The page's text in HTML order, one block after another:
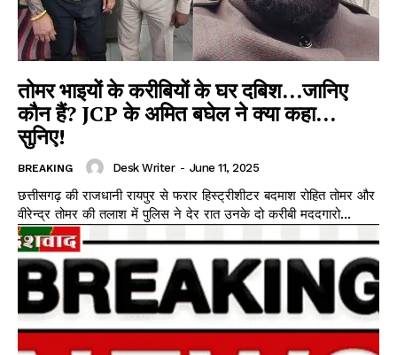
तोमर भाइयों के करीबियों के घर दबिश…जानिए
कौन हैं? JCP के अमित बघेल ने क्या कहा…
सुनिए!
BREAKING Desk Writer - June 11, 2025
छत्तीसगढ़ की राजधानी रायपुर से फरार हिस्ट्रीशीटर बदमाश रोहित तोमर और
वीरेन्द्र तोमर की तलाश में पुलिस ने देर रात उनके दो करीबी मददगारो...